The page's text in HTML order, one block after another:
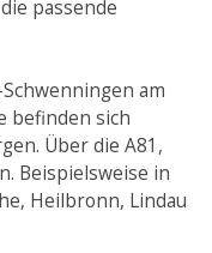
passende
am
befinden sich
Über die A81,
Beispielsweise in
Heilbronn, Lindau